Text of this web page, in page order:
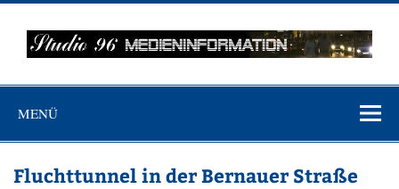
Zum
springen
MEDIENINFO-
BERLIN
MENÜ
Fluchttunnel in der Bernauer Straße